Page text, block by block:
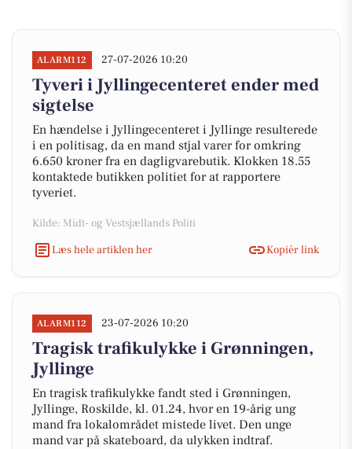
ALARM112 27-07-2026 10:20
Tyveri i Jyllingecenteret ender med
sigtelse
En hændelse i Jyllingecenteret i Jyllinge resulterede
i en politisag, da en mand stjal varer for omkring
6.650 kroner fra en dagligvarebutik. Klokken 18.55
kontaktede butikken politiet for at rapportere
tyveriet.
Kilde: Midt- og Vestsjællands Politi
Læs hele artiklen her
Kopiér link
ALARM112 23-07-2026 10:20
Tragisk trafikulykke i Grønningen,
Jyllinge
En tragisk trafikulykke fandt sted i Grønningen,
Jyllinge, Roskilde, kl. 01.24, hvor en 19-årig ung
mand fra lokalområdet mistede livet. Den unge
mand var på skateboard, da ulykken indtraf.